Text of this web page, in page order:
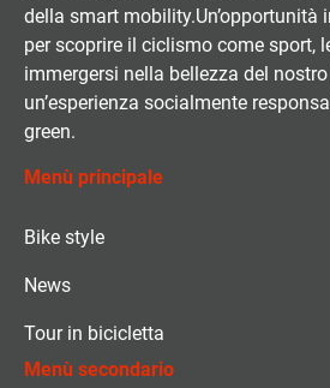
della smart mobility.Un’opportunità
per scoprire il ciclismo come sport,
immergersi nella bellezza del
un’esperienza socialmente
green.
Menù principale
Bike style
News
Tour in bicicletta
Menù secondario